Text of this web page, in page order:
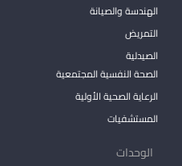
الهندسة والصيانة
التمريض
الصيدلية
الصحة النفسية المجتمعية
الرعاية الصحية الأولية
المستشفيات
الوحدات